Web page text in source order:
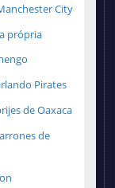
City
própria
Pirates
de Oaxaca
de